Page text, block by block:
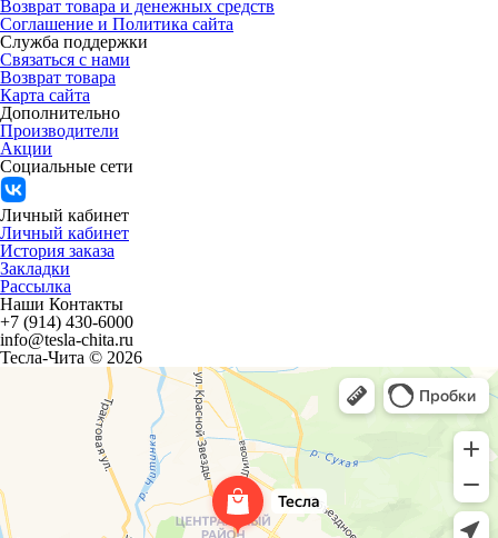
Возврат товара и денежных средств
Соглашение и Политика сайта
Служба поддержки
Связаться с нами
Возврат товара
Карта сайта
Дополнительно
Производители
Акции
Социальные сети
Личный кабинет
Личный кабинет
История заказа
Закладки
Рассылка
Наши Контакты
+7 (914) 430-6000
info@tesla-chita.ru
Тесла-Чита © 2026